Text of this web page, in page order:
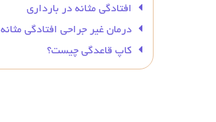
افتادگی مثانه در بارداری
درمان غیر جراحی افتادگی مثانه
کاپ قاعدگی چیست؟